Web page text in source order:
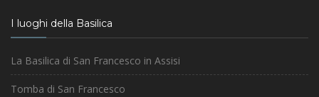
I luoghi della Basilica
La Basilica di San Francesco in Assisi
Tomba di San Francesco